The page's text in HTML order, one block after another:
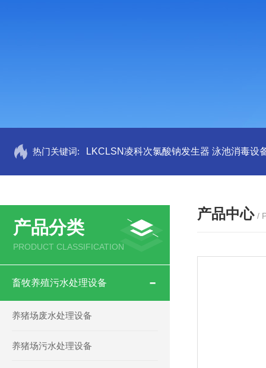
热门关键词: LKCLSN凌科次氯酸钠发生器 泳池消毒设
产品分类
PRODUCT CLASSIFICATION
畜牧养殖污水处理设备
养猪场废水处理设备
养猪场污水处理设备
产品中心 /